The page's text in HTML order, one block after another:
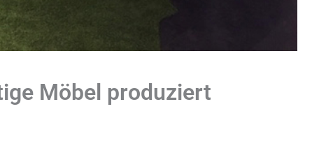
Möbel produziert